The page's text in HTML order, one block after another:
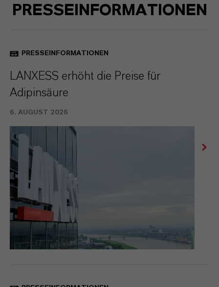
PRESSEINFORMATIONEN
PRESSEINFORMATIONEN
LANXESS erhöht die Preise für
Adipinsäure
6. AUGUST 2026